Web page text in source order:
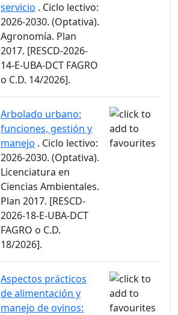
servicio . Ciclo lectivo:
2026-2030. (Optativa).
Agronomía. Plan
2017. [RESCD-2026-
14-E-UBA-DCT FAGRO
o C.D. 14/2026].
Arbolado urbano:
funciones, gestión y
manejo . Ciclo lectivo:
2026-2030. (Optativa).
Licenciatura en
Ciencias Ambientales.
Plan 2017. [RESCD-
2026-18-E-UBA-DCT
FAGRO o C.D.
18/2026].
Aspectos prácticos
de alimentación y
manejo de ovinos: